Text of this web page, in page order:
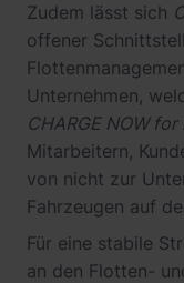
Zudem lässt sich
offener
Unternehmen,
CHARGE NOW for
Mitarbeitern,
von nicht zur
Fahrzeugen auf
Für eine stabile
an den Flotten-